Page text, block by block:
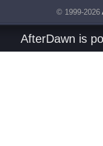
© 1999-2026
AfterDawn is